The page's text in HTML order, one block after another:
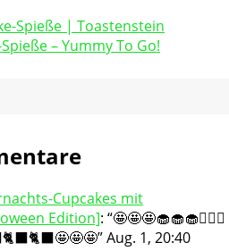
– Yummy To Go!
Cupcakes mit
Edition]: “🤩🤩🤩🧁🧁🧁🧛🏻‍♀️
”Aug. 1, 20:40